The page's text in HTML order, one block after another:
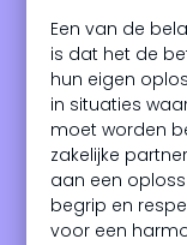
Een van de
is dat het de
hun eigen
in situaties
moet worden
zakelijke
aan een
begrip en
voor een